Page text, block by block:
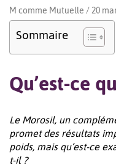
M comme Mutuelle / 20
Sommaire
Qu’est-ce
Le Morosil, un
promet des résultats
poids, mais qu’est-ce
t-il ?